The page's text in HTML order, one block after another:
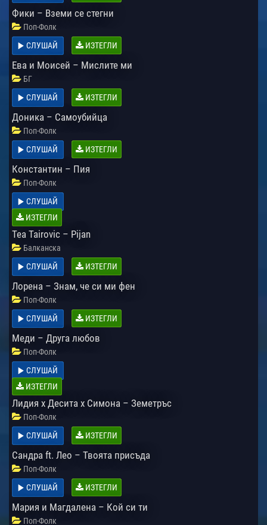
Фики – Вземи се стегни
Поп-Фолк
СЛУШАЙ
ИЗТЕГЛИ
Ева и Моисей – Мислите ми
БГ
СЛУШАЙ
ИЗТЕГЛИ
Доника – Самоубийца
Поп-Фолк
СЛУШАЙ
ИЗТЕГЛИ
Константин – Пия
Поп-Фолк
СЛУШАЙ
ИЗТЕГЛИ
Tea Tairovic – Pijan
Балканска
СЛУШАЙ
ИЗТЕГЛИ
Лорена – Знам, че си ми фен
Поп-Фолк
СЛУШАЙ
ИЗТЕГЛИ
Меди – Друга любов
Поп-Фолк
СЛУШАЙ
ИЗТЕГЛИ
Лидия x Десита x Симона – Земетръс
Поп-Фолк
СЛУШАЙ
ИЗТЕГЛИ
Сандра ft. Лео – Твоята присъда
Поп-Фолк
СЛУШАЙ
ИЗТЕГЛИ
Мария и Магдалена – Кой си ти
Поп-Фолк